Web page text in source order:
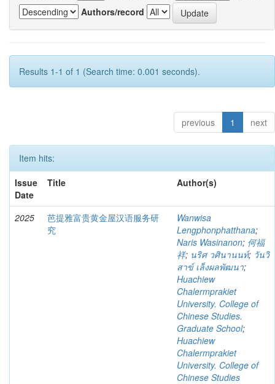
Authors/record
Results 1-1 of 1 (Search time: 0.001 seconds).
previous 1 next
Item hits:
Issue
Date
Title Author(s)
2025
芭提雅富贵黄金屋汉语服务研
究
Wanwisa
Lengphonphatthana;
Naris Wasinanon; 何福
祥; นริศ วศินานนท์; วันวิ
สาข์ เล็งผลพัฒนา;
Huachiew
Chalermprakiet
University. College of
Chinese Studies.
Graduate School;
Huachiew
Chalermprakiet
University. College of
Chinese Studies